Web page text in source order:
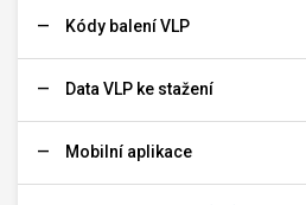
Kódy balení VLP
Data VLP ke stažení
Mobilní aplikace